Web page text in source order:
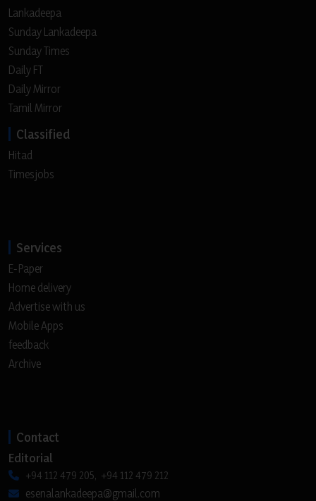
Lankadeepa
Sunday Lankadeepa
Sunday Times
Daily FT
Daily Mirror
Tamil Mirror
Classified
Hitad
Timesjobs
Services
E-Paper
Home delivery
Advertise with us
Mobile Apps
feedback
Archive
Contact
Editorial
+94 112 479 205, +94 112 479 212
esenalankadeepa@gmail.com